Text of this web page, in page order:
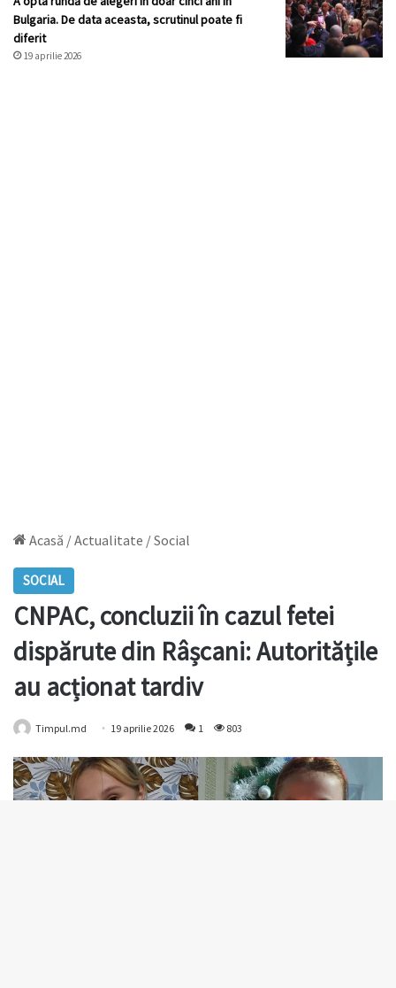
Bulgaria. De data aceasta, scrutinul poate fi
diferit
19 aprilie 2026